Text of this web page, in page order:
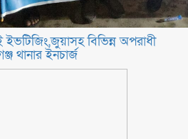
ইভটিজিং,জুয়াসহ বিভিন্ন অপরাধী
থানার ইনচার্জ